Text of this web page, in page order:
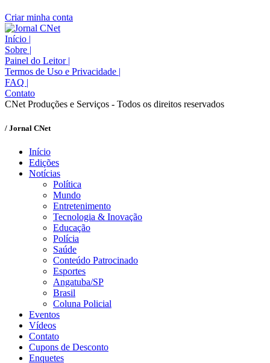
Criar minha conta
Início |
Sobre |
Painel do Leitor |
Termos de Uso e Privacidade |
FAQ |
Contato
CNet Produções e Serviços - Todos os direitos reservados
/ Jornal CNet
Início
Edições
Notícias
Política
Mundo
Entretenimento
Tecnologia & Inovação
Educação
Polícia
Saúde
Conteúdo Patrocinado
Esportes
Angatuba/SP
Brasil
Coluna Policial
Eventos
Vídeos
Contato
Cupons de Desconto
Enquetes